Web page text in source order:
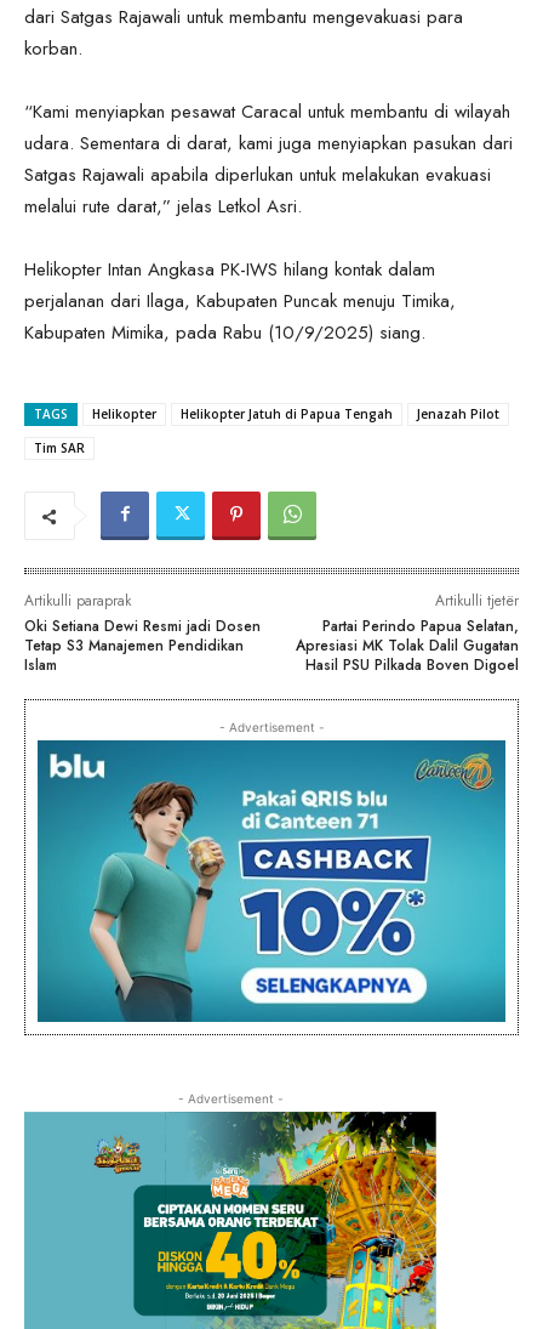
dari Satgas Rajawali untuk membantu mengevakuasi para
korban.
“Kami menyiapkan pesawat Caracal untuk membantu di wilayah
udara. Sementara di darat, kami juga menyiapkan pasukan dari
Satgas Rajawali apabila diperlukan untuk melakukan evakuasi
melalui rute darat,” jelas Letkol Asri.
Helikopter Intan Angkasa PK-IWS hilang kontak dalam
perjalanan dari Ilaga, Kabupaten Puncak menuju Timika,
Kabupaten Mimika, pada Rabu (10/9/2025) siang.
TAGS Helikopter Helikopter Jatuh di Papua Tengah
Jenazah Pilot
Tim SAR
Artikulli paraprak
Oki Setiana Dewi Resmi jadi Dosen
Tetap S3 Manajemen Pendidikan
Islam
Artikulli tjetër
Partai Perindo Papua Selatan,
Apresiasi MK Tolak Dalil Gugatan
Hasil PSU Pilkada Boven Digoel
- Advertisement -
- Advertisement -